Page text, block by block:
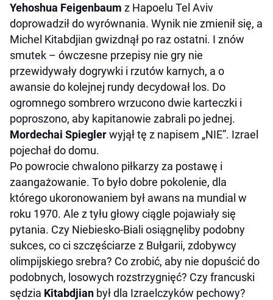
Yehoshua Feigenbaum z Hapoelu Tel Aviv
doprowadził do wyrównania. Wynik nie zmienił się, a
Michel Kitabdjian gwizdnął po raz ostatni. I znów
smutek – ówczesne przepisy nie gry nie
przewidywały dogrywki i rzutów karnych, a o
awansie do kolejnej rundy decydował los. Do
ogromnego sombrero wrzucono dwie karteczki i
poproszono, aby kapitanowie zabrali po jednej.
Mordechai Spieglerwyjął tę z napisem „NIE”. Izrael
pojechał do domu.
Po powrocie chwalono piłkarzy za postawę i
zaangażowanie. To było dobre pokolenie, dla
którego ukoronowaniem był awans na mundial w
roku 1970. Ale z tyłu głowy ciągle pojawiały się
pytania. Czy Niebiesko-Biali osiągnęliby podobny
sukces, co ci szczęściarze z Bułgarii, zdobywcy
olimpijskiego srebra? Co zrobić, aby nie dopuścić do
podobnych, losowych rozstrzygnięć? Czy francuski
sędzia Kitabdjian był dla Izraelczyków pechowy?